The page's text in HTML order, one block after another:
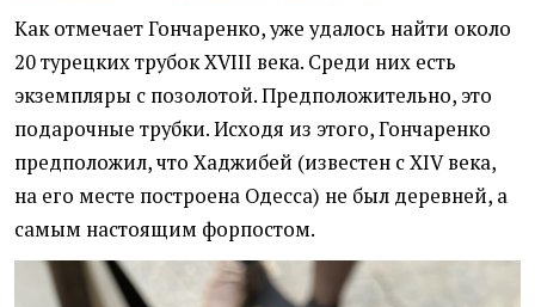
Как отмечает Гончаренко, уже удалось найти около
20 турецких трубок XVIII века. Среди них есть
экземпляры с позолотой. Предположительно, это
подарочные трубки. Исходя из этого, Гончаренко
предположил, что Хаджибей (известен с XIV века,
на его месте построена Одесса) не был деревней, а
самым настоящим форпостом.